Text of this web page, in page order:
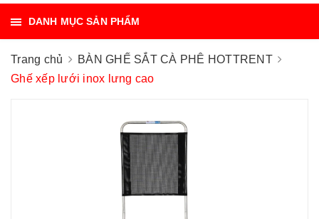
DANH MỤC SẢN PHẨM
Trang chủ
BÀN GHẾ SẮT CÀ PHÊ HOTTRENT
Ghế xếp lưới inox lưng cao